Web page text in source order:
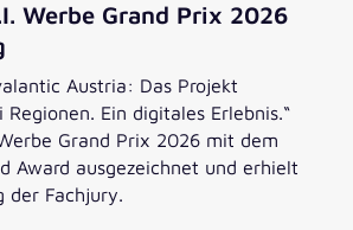
Werbe Grand Prix 2026
Austria: Das Projekt
Regionen. Ein digitales Erlebnis.“
Grand Prix 2026 mit dem
Award ausgezeichnet und erhielt
der Fachjury.